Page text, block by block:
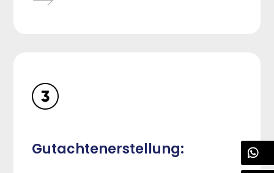
Gutachtenerstellung: